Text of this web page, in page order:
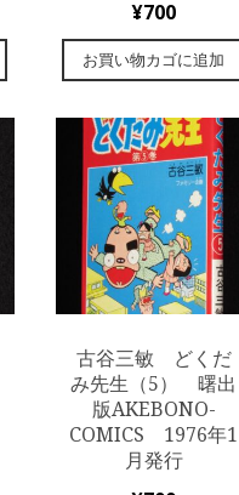
¥700
お買い物カゴに追加
古谷三敏 どくだ
み先生（5） 曙出
版AKEBONO-
COMICS 1976年1
月発行